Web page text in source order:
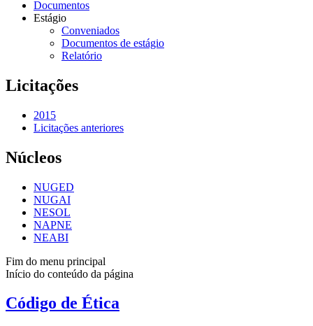
Documentos
Estágio
Conveniados
Documentos de estágio
Relatório
Licitações
2015
Licitações anteriores
Núcleos
NUGED
NUGAI
NESOL
NAPNE
NEABI
Fim do menu principal
Início do conteúdo da página
Código de Ética